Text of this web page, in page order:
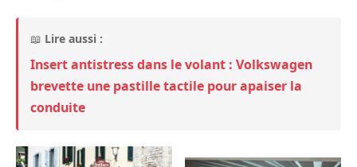
📖 Lire aussi :
Insert antistress dans le volant : Volkswagen
brevette une pastille tactile pour apaiser la
conduite